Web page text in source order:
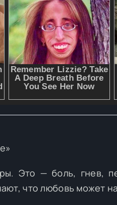
Это — боль, гнев,
что любовь может